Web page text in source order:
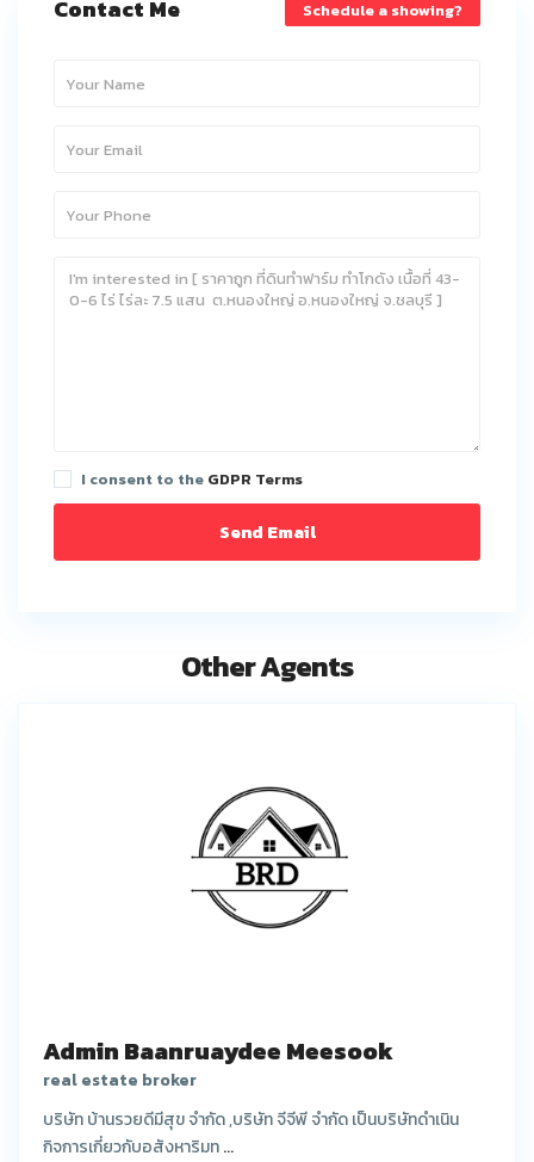
Contact Me Schedule a showing?
I consent to the GDPR Terms
Other Agents
Admin Baanruaydee Meesook
real estate broker
บริษัท บ้านรวยดีมีสุข จำกัด ,บริษัท จีจีพี จำกัด เป็นบริษัทดำเนิน
กิจการเกี่ยวกับอสังหาริมท...